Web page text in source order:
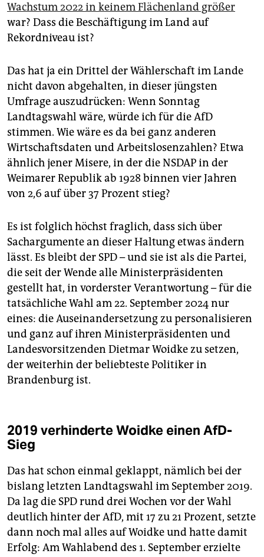
Wachstum 2022 in keinem Flächenland größer
war? Dass die Beschäftigung im Land auf
Rekordniveau ist?
Das hat ja ein Drittel der Wählerschaft im Lande
nicht davon abgehalten, in dieser jüngsten
Umfrage auszudrücken: Wenn Sonntag
Landtagswahl wäre, würde ich für die AfD
stimmen. Wie wäre es da bei ganz anderen
Wirtschaftsdaten und Arbeitslosenzahlen? Etwa
ähnlich jener Misere, in der die NSDAP in der
Weimarer Republik ab 1928 binnen vier Jahren
von 2,6 auf über 37 Prozent stieg?
Es ist folglich höchst fraglich, dass sich über
Sachargumente an dieser Haltung etwas ändern
lässt. Es bleibt der SPD – und sie ist als die Partei,
die seit der Wende alle Ministerpräsidenten
gestellt hat, in vorderster Verantwortung – für die
tatsächliche Wahl am 22. September 2024 nur
eines: die Auseinandersetzung zu personalisieren
und ganz auf ihren Ministerpräsidenten und
Landesvorsitzenden Dietmar Woidke zu setzen,
der weiterhin der beliebteste Politiker in
Brandenburg ist.
2019 verhinderte Woidke einen AfD-
Sieg
Das hat schon einmal geklappt, nämlich bei der
bislang letzten Landtagswahl im September 2019.
Da lag die SPD rund drei Wochen vor der Wahl
deutlich hinter der AfD, mit 17 zu 21 Prozent, setzte
dann noch mal alles auf Woidke und hatte damit
Erfolg: Am Wahlabend des 1. September erzielte